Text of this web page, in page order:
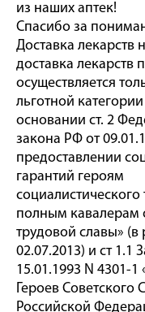
из наших аптек!
Спасибо за
Доставка лекарств
доставка лекарств
осуществляется
льготной
основании ст. 2
закона РФ от
предоставлении
гарантий героям
социалистического
полным кавалерам
трудовой славы» (в
02.07.2013) и ст 1.1
15.01.1993 N 4301-1
Героев Советского
Российской